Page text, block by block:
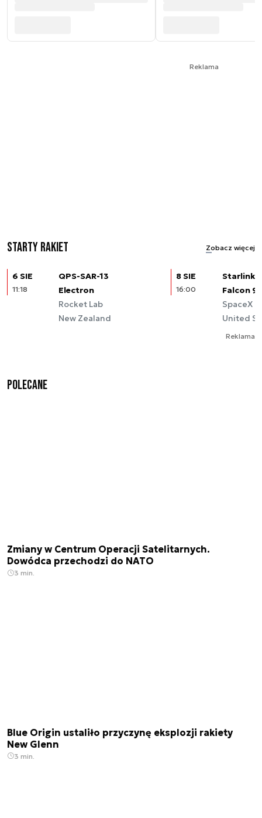
Reklama
Starty rakiet Zobacz więcej
6 SIE
11:18
QPS-SAR-13
Electron
Rocket Lab
New Zealand
8 SIE
16:00
Starlink
Falcon 9
SpaceX
United
Reklama
Polecane
Zmiany w Centrum Operacji Satelitarnych.
Dowódca przechodzi do NATO
3 min.
Blue Origin ustaliło przyczynę eksplozji rakiety
New Glenn
3 min.